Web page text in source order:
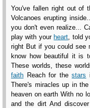
You've fallen right out of
Volcanoes erupting
you don't even realize...
play with your heart , told
right But if you could see
know how beautiful it is
These worlds, these
faith Reach for thestars
There's miracles up in
heaven on earth With no
and the dirt And